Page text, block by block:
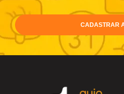
CADASTRAR